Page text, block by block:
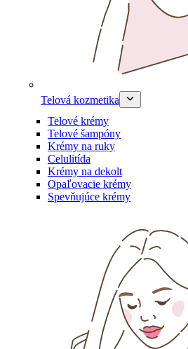
Telová kozmetika
Telové krémy
Telové šampóny
Krémy na ruky
Celulitída
Krémy na dekolt
Opaľovacie krémy
Spevňujúce krémy